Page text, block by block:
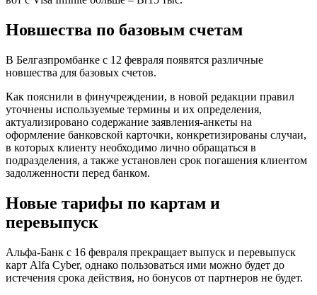
Новшества по базовым счетам
В Белгазпромбанке с 12 февраля появятся различные
новшества для базовых счетов.
Как пояснили в финучреждении, в новой редакции правил
уточнены используемые термины и их определения,
актуализировано содержание заявления-анкеты на
оформление банковской карточки, конкретизированы случаи,
в которых клиенту необходимо лично обращаться в
подразделения, а также установлен срок погашения клиентом
задолженности перед банком.
Новые тарифы по картам и
перевыпуск
Альфа-Банк с 16 февраля прекращает выпуск и перевыпуск
карт Alfa Cyber, однако пользоваться ими можно будет до
истечения срока действия, но бонусов от партнеров не будет.